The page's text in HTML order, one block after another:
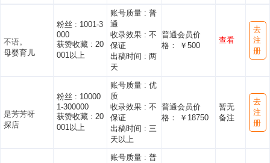
不语。
母婴育儿
粉丝 : 1001-3
000
获赞收藏 : 20
001以上
账号质量 : 普
通
收录效果 : 不
保证
出稿时间 : 两
天
普通会员价
格： ￥500
查看
去
注
册
是芳芳呀
探店
粉丝 : 10000
1-300000
获赞收藏 : 20
001以上
账号质量 : 优
质
收录效果 : 不
保证
出稿时间 : 三
天以上
普通会员价
格： ￥18750
暂无
备注
去
注
册
账号质量 : 普